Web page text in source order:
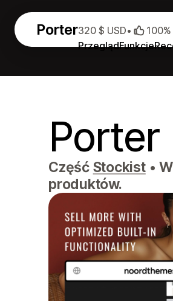
Porter
PrzeglądFunkcje
320 $ USD• 100%
Porter
Część Stockist •
produktów.